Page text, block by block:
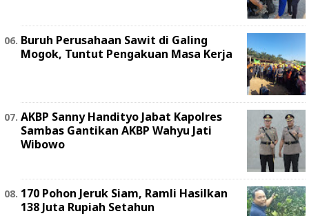
Buruh Perusahaan Sawit di Galing
Mogok, Tuntut Pengakuan Masa Kerja
AKBP Sanny Handityo Jabat Kapolres
Sambas Gantikan AKBP Wahyu Jati
Wibowo
170 Pohon Jeruk Siam, Ramli Hasilkan
138 Juta Rupiah Setahun